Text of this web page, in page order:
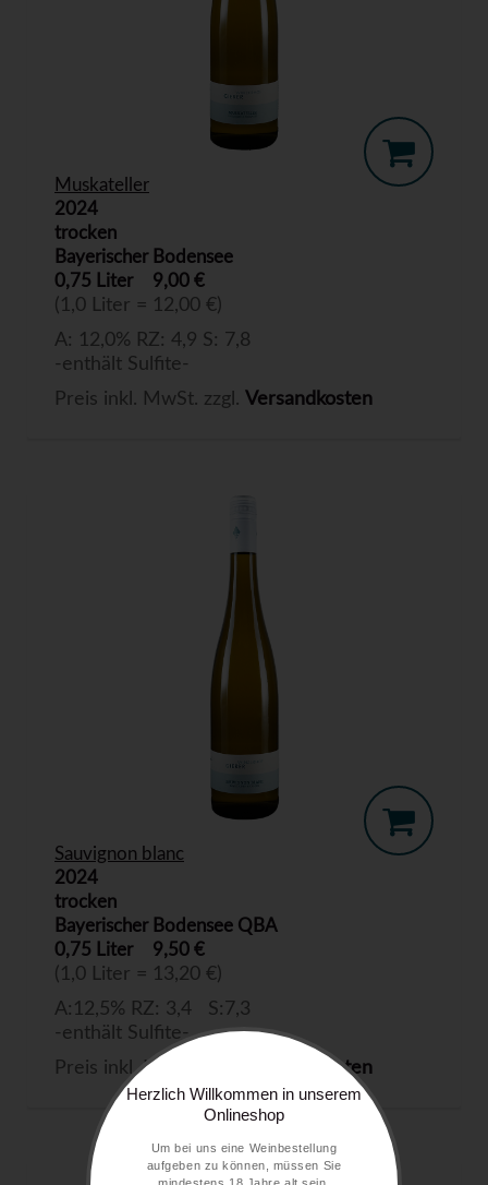
Muskateller
2024
trocken
Bayerischer Bodensee
0,75 Liter
9,00 €
(1,0 Liter = 12,00 €)
A: 12,0% RZ: 4,9 S: 7,8
-enthält Sulfite-
Preis inkl. MwSt. zzgl. Versandkosten
Sauvignon blanc
2024
trocken
Bayerischer Bodensee QBA
0,75 Liter
9,50 €
(1,0 Liter = 13,20 €)
A:12,5% RZ: 3,4 S:7,3
-enthält Sulfite-
Preis inkl. MwSt. zzgl.
Versandkosten
Herzlich Willkommen in unserem
Onlineshop
Um bei uns eine Weinbestellung
aufgeben zu können, müssen Sie